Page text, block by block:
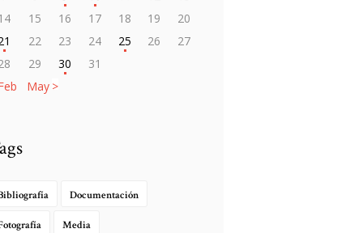
15 16 17 18 19
20
22 23 24 25 26
27
29 30
31
May »
Documentación
Media